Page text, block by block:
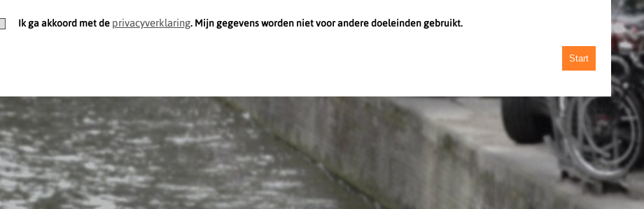
Ik ga akkoord met de privacyverklaring. Mijn gegevens worden niet voor andere doeleinden gebruikt.
Start